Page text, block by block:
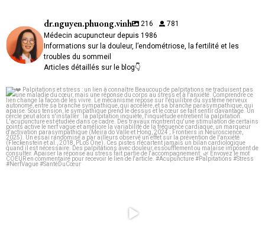
dr.nguyen.phuong.vinh 216
781
Médecin acupuncteur depuis 1986
Informations sur la douleur, l’endométriose, la fertilité et les
troubles du sommeil
Articles détaillés sur le blog👇
❤️ Palpitations et stress : un lien à connaître...
0 0